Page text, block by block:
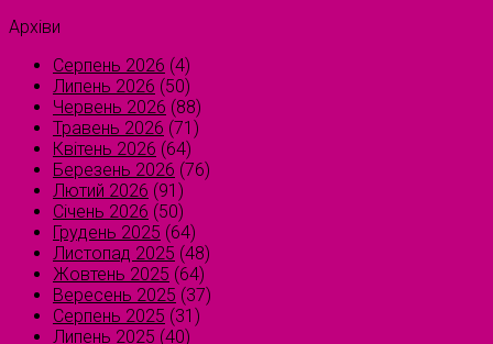
Архіви
Серпень 2026 (4)
Липень 2026 (50)
Червень 2026 (88)
Травень 2026 (71)
Квітень 2026 (64)
Березень 2026 (76)
Лютий 2026 (91)
Січень 2026 (50)
Грудень 2025 (64)
Листопад 2025 (48)
Жовтень 2025 (64)
Вересень 2025 (37)
Серпень 2025 (31)
Липень 2025 (40)